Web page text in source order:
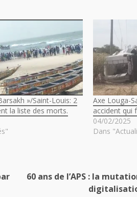
»/Saint-Louis: 2
la liste des morts.
Axe Louga-
accident qui
04/02/2025
Dans
60 ans de l’APS : la